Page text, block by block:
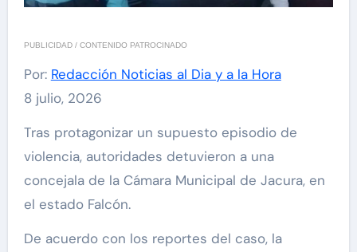
PUBLICIDAD / CONTENIDO PATROCINADO
Por: Redacción Noticias al Dia y a la Hora
8 julio, 2026
Tras protagonizar un supuesto episodio de
violencia, autoridades detuvieron a una
concejala de la Cámara Municipal de Jacura, en
el estado Falcón.
De acuerdo con los reportes del caso, la